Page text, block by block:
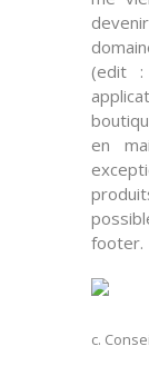
(edit:
en
footer.
c.